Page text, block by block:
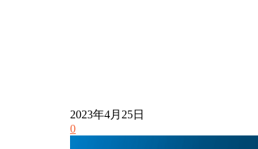
2023年4月25日
0